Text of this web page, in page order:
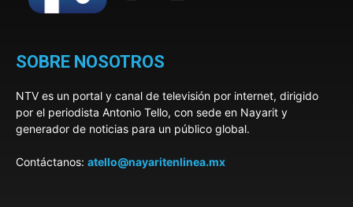
SOBRE NOSOTROS
NTV es un portal y canal de televisión por internet, dirigido
por el periodista Antonio Tello, con sede en Nayarit y
generador de noticias para un público global.
Contáctanos: atello@nayaritenlinea.mx